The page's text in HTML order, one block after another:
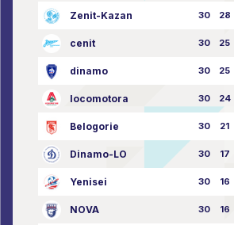
Zenit-Kazan 30 28
cenit 30 25
dinamo 30 25
locomotora 30 24
Belogorie 30 21
Dinamo-LO 30 17
Yenisei 30 16
NOVA 30 16